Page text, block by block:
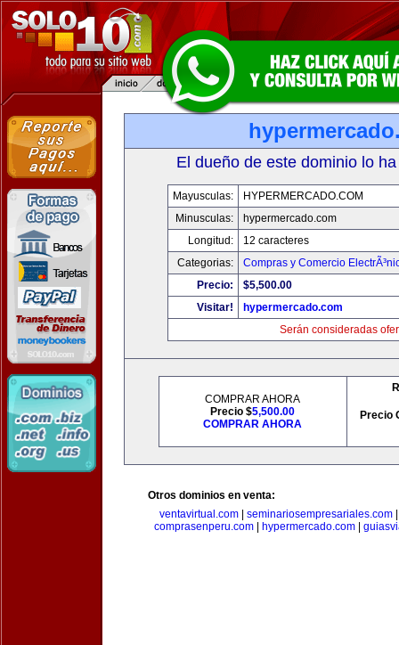
El dueño de este dominio lo
Mayusculas:
HYPERMERCADO.COM
Minusculas:
hypermercado.com
Longitud:
12 caracteres
Categorias:
Compras y Comercio
Precio:
$5,500.00
Visitar!
hypermercado.com
Serán consideradas
COMPRAR AHORA
Precio $5,500.00
COMPRAR AHORA
Precio
Otros dominios en venta:
ventavirtual.com
seminariosempresariales.com
comprasenperu.com
hypermercado.com